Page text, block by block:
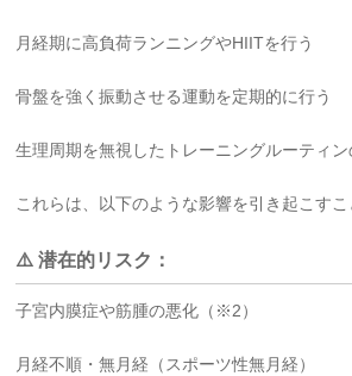
月経期に高負荷ランニングやHIITを行う
骨盤を強く振動させる運動を定期的に行う
生理周期を無視したトレーニングルーティ
これらは、以下のような影響を引き起こすこ
⚠️ 潜在的リスク：
子宮内膜症や筋腫の悪化（※2）
月経不順・無月経（スポーツ性無月経）